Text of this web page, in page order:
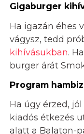
Gigaburger
Ha igazán éhes
vágysz, tedd
kihívásukban.
burger árát
Program
Ha úgy érzed,
kiadós étkezés
alatt a Balaton-